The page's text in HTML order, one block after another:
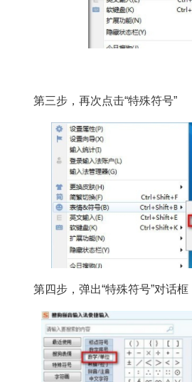
第三步，再次点击“特殊符号”
第四步，弹出“特殊符号”对话